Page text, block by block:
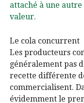
attaché à une
valeur.
Le cola concurrent
Les producteurs
généralement pas
recette différente
commercialisent.
évidemment le